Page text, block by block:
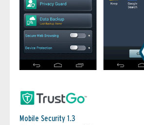
Mobile Security 1.3